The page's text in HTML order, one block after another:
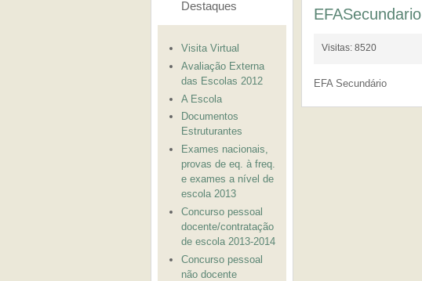
EFASecundario
Visitas: 8520
EFA Secundário
Destaques
Visita Virtual
Avaliação Externa
das Escolas 2012
A Escola
Documentos
Estruturantes
Exames nacionais,
provas de eq. à freq.
e exames a nível de
escola 2013
Concurso pessoal
docente/contratação
de escola 2013-2014
Concurso pessoal
não docente